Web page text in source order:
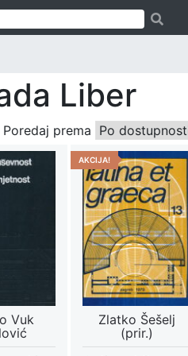
Liber
Poredaj prema
Vuk
AKCIJA!
Zlatko Šešelj
(prir.)